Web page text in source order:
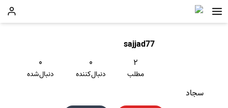
sajjad77
۲
مطلب
۰
دنبال‌کننده
۰
دنبال‌شده
سجاد